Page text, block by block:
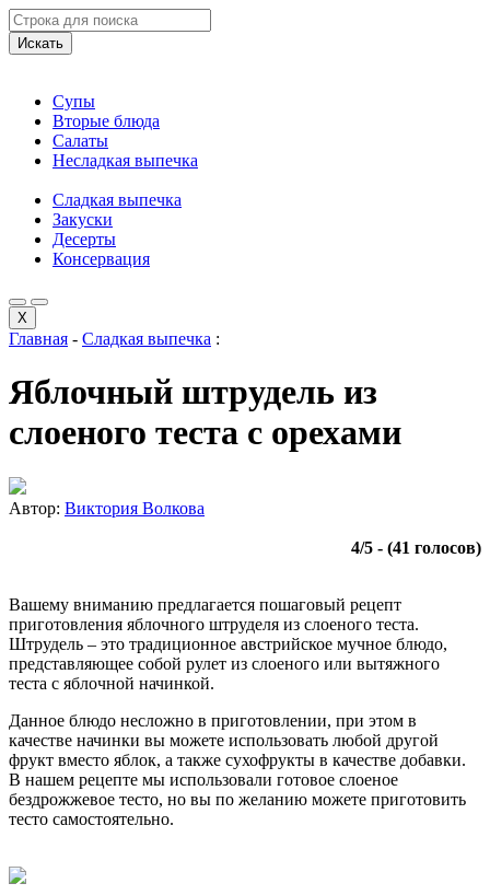
Искать
Супы
Вторые блюда
Салаты
Несладкая выпечка
Сладкая выпечка
Закуски
Десерты
Консервация
X
Главная - Сладкая выпечка :
Яблочный штрудель из
слоеного теста с орехами
Автор: Виктория Волкова
4/5 - (41 голосов)
Вашему вниманию предлагается пошаговый рецепт
приготовления яблочного штруделя из слоеного теста.
Штрудель – это традиционное австрийское мучное блюдо,
представляющее собой рулет из слоеного или вытяжного
теста с яблочной начинкой.
Данное блюдо несложно в приготовлении, при этом в
качестве начинки вы можете использовать любой другой
фрукт вместо яблок, а также сухофрукты в качестве добавки.
В нашем рецепте мы использовали готовое слоеное
бездрожжевое тесто, но вы по желанию можете приготовить
тесто самостоятельно.